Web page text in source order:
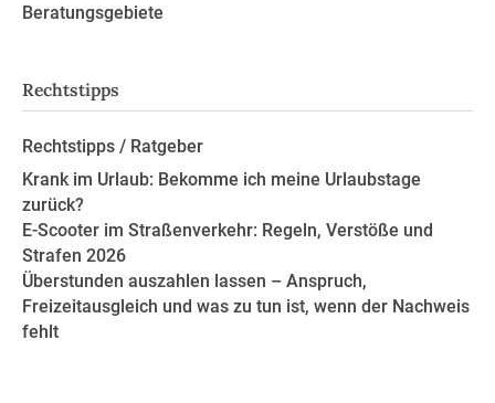
Beratungsgebiete
Rechtstipps
Rechtstipps / Ratgeber
Krank im Urlaub: Bekomme ich meine Urlaubstage
zurück?
E-Scooter im Straßenverkehr: Regeln, Verstöße und
Strafen 2026
Überstunden auszahlen lassen – Anspruch,
Freizeitausgleich und was zu tun ist, wenn der Nachweis
fehlt